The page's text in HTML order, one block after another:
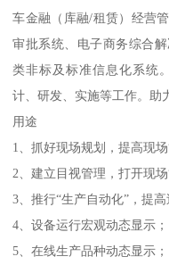
车金融（库融/租赁）经营
审批系统、电子商务综合
类非标及标准信息化系统
计、研发、实施等工作。助
用途
1、抓好现场规划，提高现
2、建立目视管理，打开现
3、推行“生产自动化”，提
4、设备运行宏观动态显示；
5、在线生产品种动态显示；